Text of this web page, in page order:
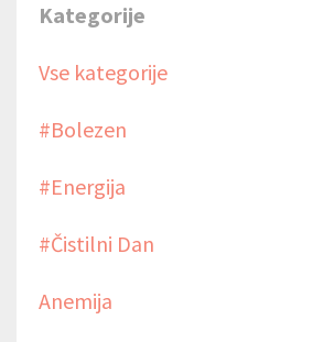
Kategorije
Vse kategorije
#bolezen
#energija
#čistilni Dan
Anemija